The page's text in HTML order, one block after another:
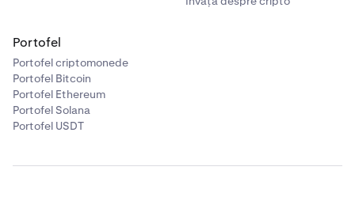
Portofel
Portofel criptomonede
Portofel Bitcoin
Portofel Ethereum
Portofel Solana
Portofel USDT